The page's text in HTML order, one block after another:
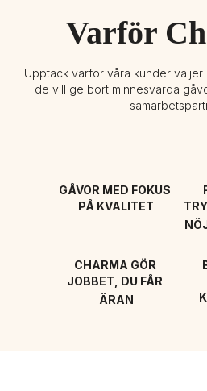
Varför
Upptäck varför våra kunder
de vill ge bort minnesvärda
GÅVOR MED FOKUS
PÅ KVALITET
CHARMA GÖR
JOBBET, DU FÅR
ÄRAN